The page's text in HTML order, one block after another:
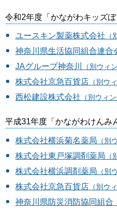
令和2年度「かながわキッズぼ
ユースキン製薬株式会社 （
神奈川県生活協同組合連合
JAグループ神奈川 （別ウィ
株式会社京急百貨店 （別ウ
西松建設株式会社 （別ウィ
平成31年度「かながわけんみ
株式会社横浜菊名薬局 （別
株式会社東戸塚調剤薬局 （
株式会社横浜調剤薬局 （別
株式会社京急百貨店 （別ウ
神奈川県防災消防協同組合